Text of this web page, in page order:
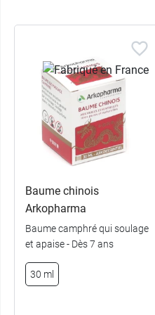
Baume chinois
Arkopharma
Baume camphré qui soulage
et apaise - Dès 7 ans
30 ml